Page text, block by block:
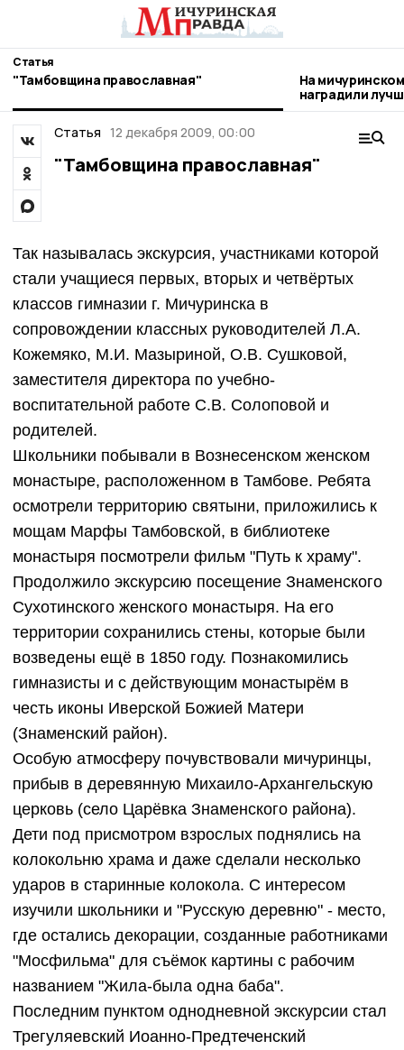
Статья
"Тамбовщина православная"
На
наградили
Статья 12 декабря 2009, 00:00
"Тамбовщина православная"
Так называлась экскурсия, участниками которой
стали учащиеся первых, вторых и четвёртых
классов гимназии г. Мичуринска в
сопровождении классных руководителей Л.А.
Кожемяко, М.И. Мазыриной, О.В. Сушковой,
заместителя директора по учебно-
воспитательной работе С.В. Солоповой и
родителей.
Школьники побывали в Вознесенском женском
монастыре, расположенном в Тамбове. Ребята
осмотрели территорию святыни, приложились к
мощам Марфы Тамбовской, в библиотеке
монастыря посмотрели фильм "Путь к храму".
Продолжило экскурсию посещение Знаменского
Сухотинского женского монастыря. На его
территории сохранились стены, которые были
возведены ещё в 1850 году. Познакомились
гимназисты и с действующим монастырём в
честь иконы Иверской Божией Матери
(Знаменский район).
Особую атмосферу почувствовали мичуринцы,
прибыв в деревянную Михаило-Архангельскую
церковь (село Царёвка Знаменского района).
Дети под присмотром взрослых поднялись на
колокольню храма и даже сделали несколько
ударов в старинные колокола. С интересом
изучили школьники и "Русскую деревню" - место,
где остались декорации, созданные работниками
"Мосфильма" для съёмок картины с рабочим
названием "Жила-была одна баба".
Последним пунктом однодневной экскурсии стал
Трегуляевский Иоанно-Предтеченский